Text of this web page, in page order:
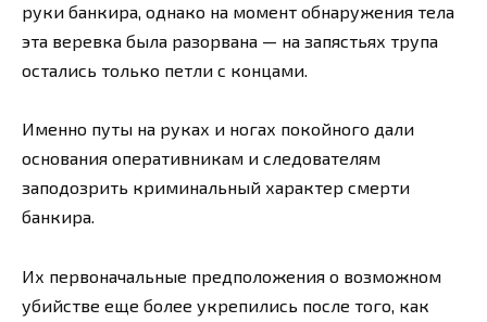
руки банкира, однако на момент обнаружения тела
эта веревка была разорвана — на запястьях трупа
остались только петли с концами.
Именно путы на руках и ногах покойного дали
основания оперативникам и следователям
заподозрить криминальный характер смерти
банкира.
Их первоначальные предположения о возможном
убийстве еще более укрепились после того, как